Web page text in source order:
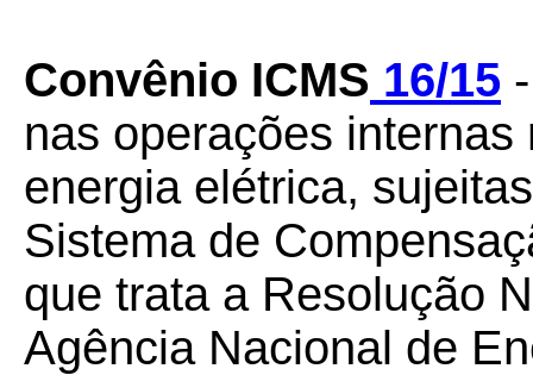
Convênio ICMS 16/15
nas operações
energia elétrica,
Sistema de
que trata a Resolução
Agência Nacional de